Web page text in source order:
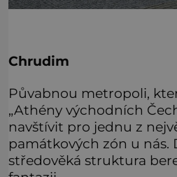
Chrudim
Půvabnou metropoli,
„Athény východních
navštívit pro jednu z
památkových zón u nás.
středověká struktura